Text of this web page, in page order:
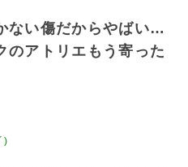
ない傷だからやばい…
のアトリエもう寄った